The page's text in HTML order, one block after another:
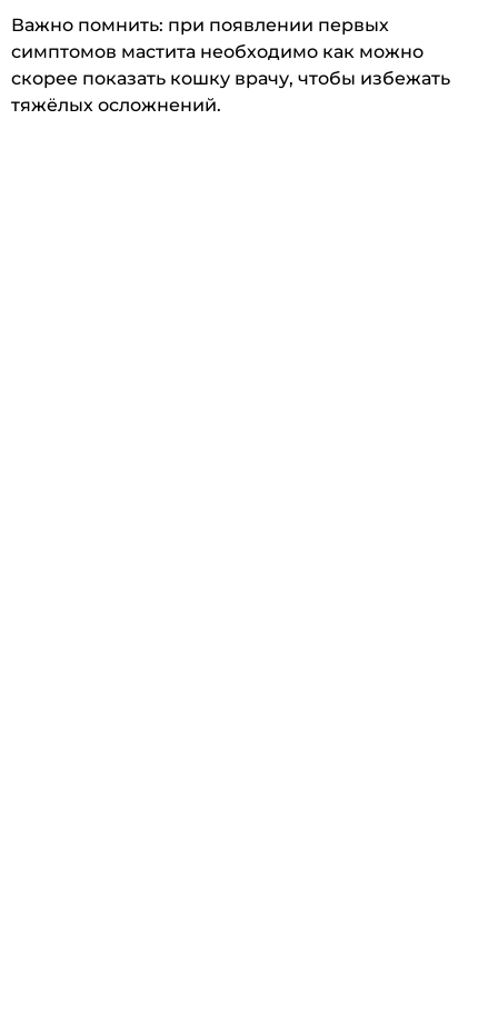
Важно помнить: при появлении первых
симптомов мастита необходимо как можно
скорее показать кошку врачу, чтобы избежать
тяжёлых осложнений.